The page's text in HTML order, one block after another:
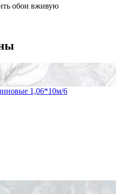
обои вживую
1,06*10м/6